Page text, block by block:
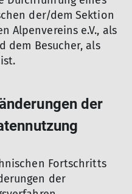
der/dem Sektion
Alpenvereins e.V., als
dem Besucher, als
der
Fortschritts
der